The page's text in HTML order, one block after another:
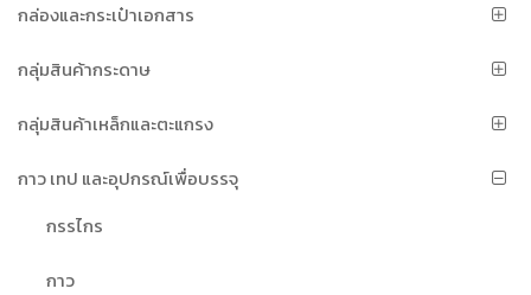
กล่องและกระเป๋าเอกสาร
กลุ่มสินค้ากระดาษ
กลุ่มสินค้าเหล็กและตะแกรง
กาว เทป และอุปกรณ์เพื่อบรรจุ
กรรไกร
กาว